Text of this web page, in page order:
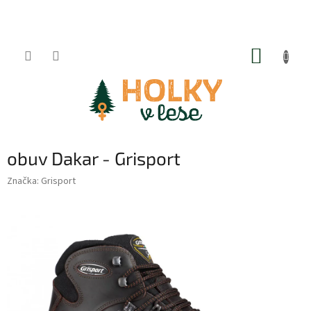
obuv Dakar - Grisport
Značka: Grisport